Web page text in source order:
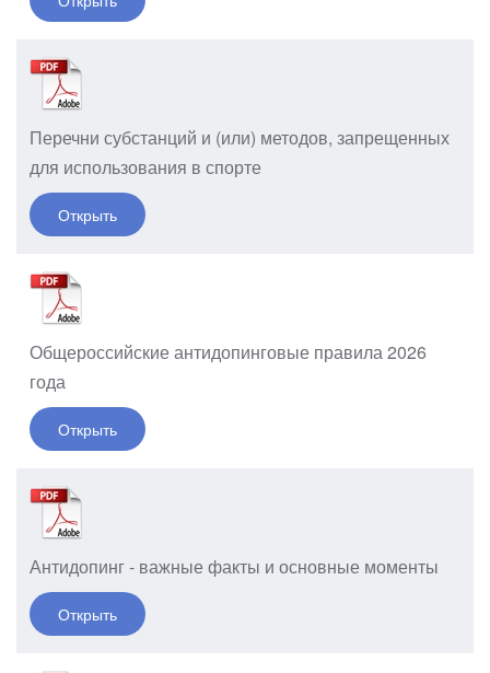
Перечни субстанций и (или) методов, запрещенных
для использования в спорте
Открыть
Общероссийские антидопинговые правила 2026
года
Открыть
Антидопинг - важные факты и основные моменты
Открыть